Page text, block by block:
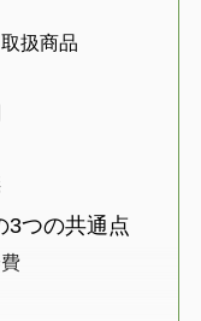
扱商品
3つの共通点